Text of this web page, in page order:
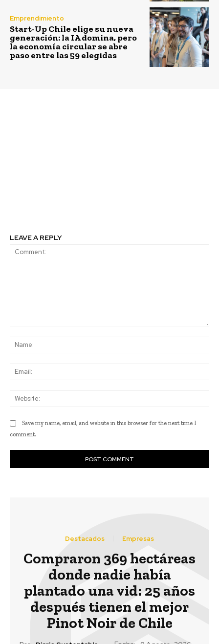
Emprendimiento
Start-Up Chile elige su nueva
generación: la IA domina, pero
la economía circular se abre
paso entre las 59 elegidas
LEAVE A REPLY
Save my name, email, and website in this browser for the next time I
comment.